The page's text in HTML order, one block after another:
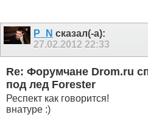
P_N сказал(-а):
27.02.2012 22:33
Re: Форумчане Drom.ru
под лед Forester
Респект как говорится!
внатуре :)